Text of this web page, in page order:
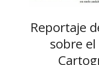
Reportaje
sobre